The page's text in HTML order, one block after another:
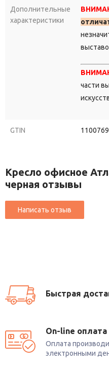
Дополнительные
характеристики
части
GTIN
Кресло офисное
черная отзывы
Быстрая
On-line оплата
Оплата
электронными